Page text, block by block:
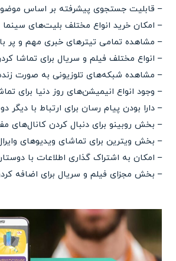
– قابلیت جستجوی پیشرفته بر اساس
– امکان خرید انواع مختلف بلیت‌های سینما
– مشاهده تمامی تیترهای خبری مهم و پر
– انواع مختلف فیلم و سریال برای تماشا
– مشاهده شبکه‌های تلوزیونی به صورت
– وجود انواع انیمیشن‌های روز دنیا برای
– دارا بودن پیام رسان برای ارتباط با دیگر
– بخش روبینو برای دنبال کردن کانال‌های
– بخش ویترین برای تماشای ویدیوهای
– امکان به اشتراک گذاری اطلاعات با
– بخش مجزای فیلم و سریال برای اضافه